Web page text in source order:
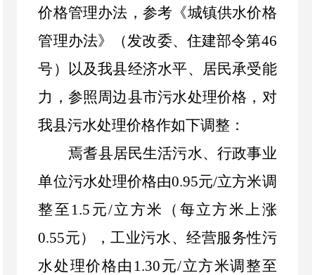
价格管理办法，参考《城镇供水价格
管理办法》
（发改委、住建部令第46
号）以及我县经济水平、居民承受能
力，参照周边县市污水处理价格，对
我县污水处理价格作如下调整：
焉耆县居民生活污水、行政事业
单位污水处理价格由0.95元/立方米调
整至 1.5 元/立方米 （ 每立方米上涨
0.55元），工业污水、经营服务性污
水处理价格由 1.30元/立方米调整至